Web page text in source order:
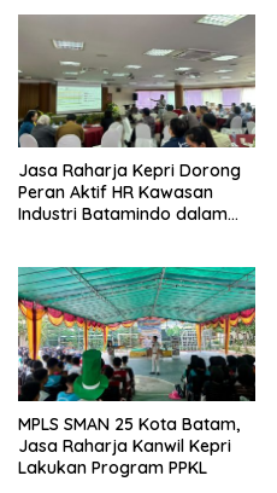
Jasa Raharja Kepri Dorong
Peran Aktif HR Kawasan
Industri Batamindo dalam
MPLS SMAN 25 Kota Batam,
Jasa Raharja Kanwil Kepri
Lakukan Program PPKL